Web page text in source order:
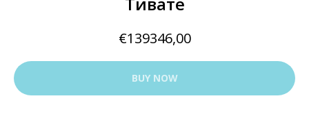
€139346,00
BUY NOW